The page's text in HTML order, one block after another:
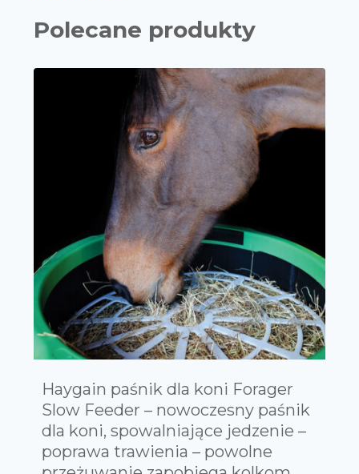
Polecane produkty
Haygain paśnik dla koni Forager
Slow Feeder – nowoczesny paśnik
dla koni, spowalniające jedzenie –
poprawa trawienia – powolne